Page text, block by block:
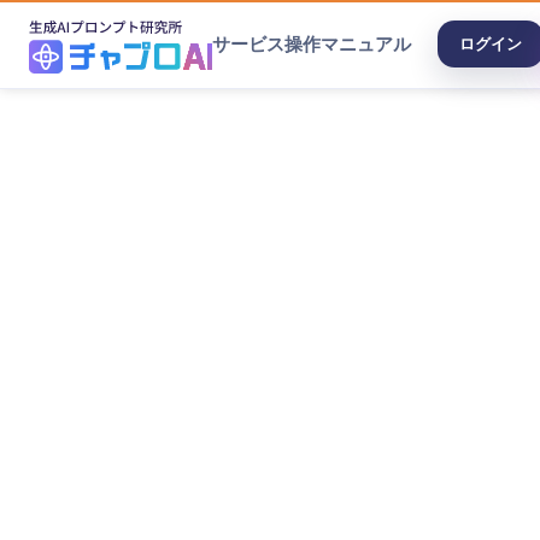
サービス操作マニュアル ログイン